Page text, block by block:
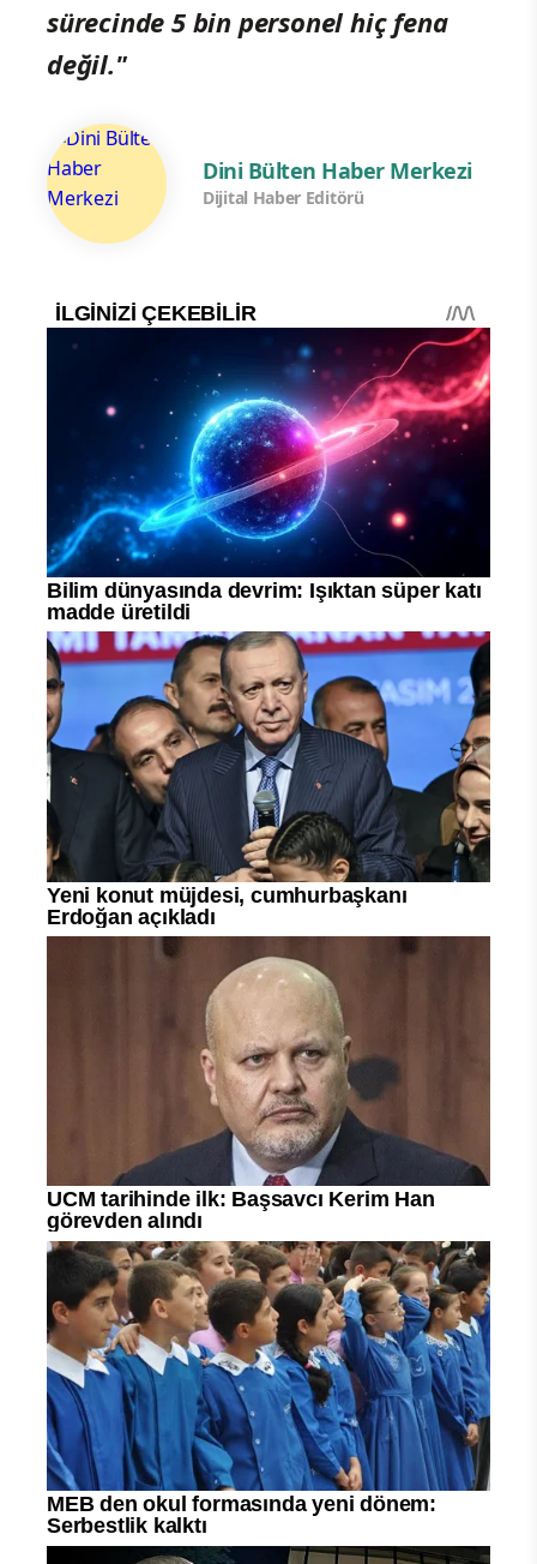
sürecinde 5 bin personel hiç fena
değil."
Dini Bülten Haber Merkezi
Dijital Haber Editörü